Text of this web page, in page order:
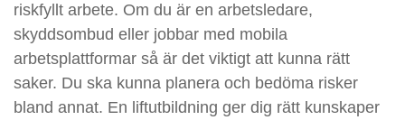
riskfyllt arbete. Om du är en arbetsledare,
skyddsombud eller jobbar med mobila
arbetsplattformar så är det viktigt att kunna rätt
saker. Du ska kunna planera och bedöma risker
bland annat. En liftutbildning ger dig rätt kunskaper